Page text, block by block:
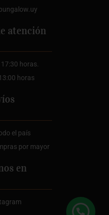
atención
horas.
horas
el país
por mayor
en